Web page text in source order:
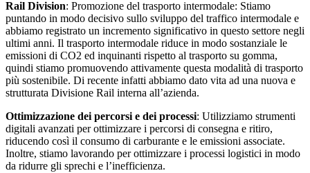
Rail Division: Promozione del trasporto intermodale: Stiamo
puntando in modo decisivo sullo sviluppo del traffico intermodale e
abbiamo registrato un incremento significativo in questo settore negli
ultimi anni. Il trasporto intermodale riduce in modo sostanziale le
emissioni di CO2 ed inquinanti rispetto al trasporto su gomma,
quindi stiamo promuovendo attivamente questa modalità di trasporto
più sostenibile. Di recente infatti abbiamo dato vita ad una nuova e
strutturata Divisione Rail interna all’azienda.
Ottimizzazione dei percorsi e dei processi: Utilizziamo strumenti
digitali avanzati per ottimizzare i percorsi di consegna e ritiro,
riducendo così il consumo di carburante e le emissioni associate.
Inoltre, stiamo lavorando per ottimizzare i processi logistici in modo
da ridurre gli sprechi e l’inefficienza.